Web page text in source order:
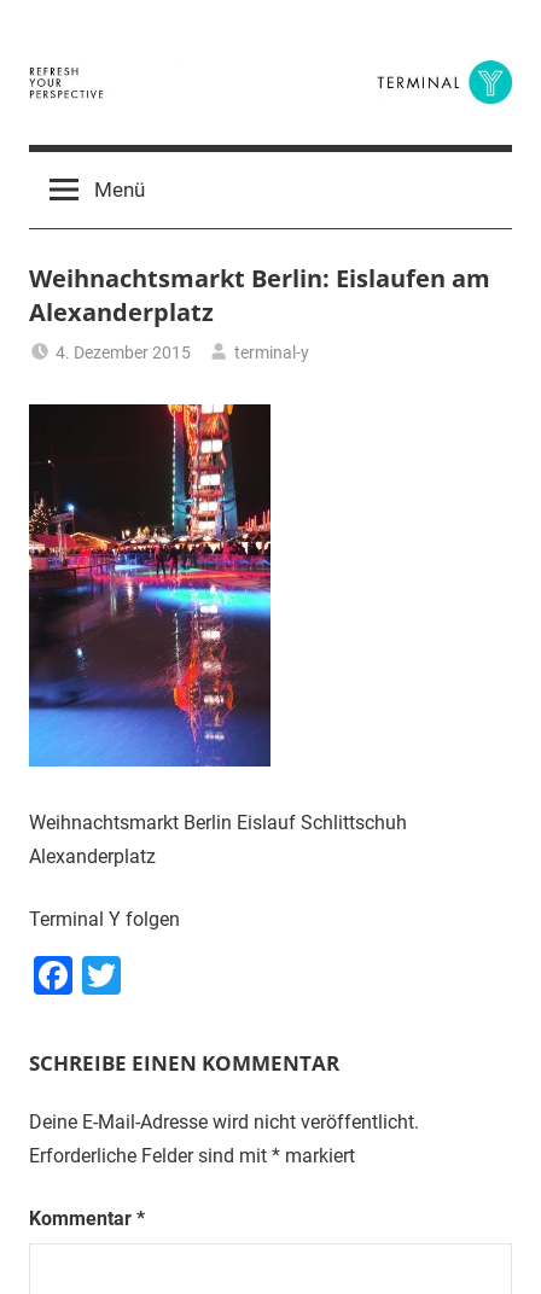
springen
Terminal
Y
Digital
BusinessMenü
Weihnachtsmarkt Berlin: Eislaufen am
Alexanderplatz
4. Dezember 2015 terminal-y
Weihnachtsmarkt Berlin Eislauf Schlittschuh
Alexanderplatz
Terminal Y folgen
Facebook
SCHREIBE EINEN KOMMENTAR
Deine E-Mail-Adresse wird nicht veröffentlicht.
Erforderliche Felder sind mit * markiert
Kommentar *